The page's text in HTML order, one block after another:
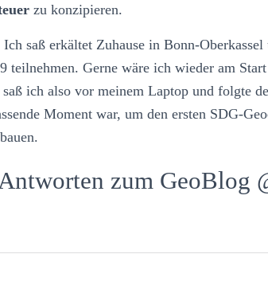
zu konzipieren.
saß erkältet Zuhause in Bonn-
Gerne wäre ich wieder am Start
ich also vor meinem Laptop und folgte
Moment war, um den ersten SDG-
zum GeoBlog